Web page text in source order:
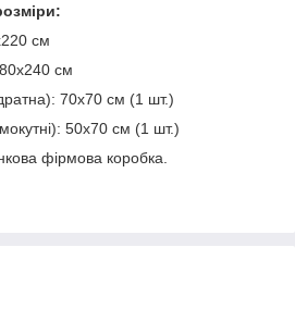
см
см
70х70 см (1 шт.)
50х70 см (1 шт.)
фірмова коробка.